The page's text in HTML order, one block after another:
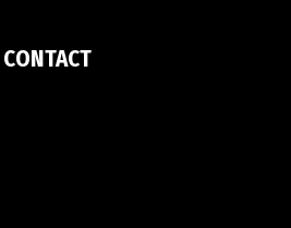
CONTACT